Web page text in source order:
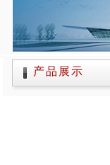
产品展示